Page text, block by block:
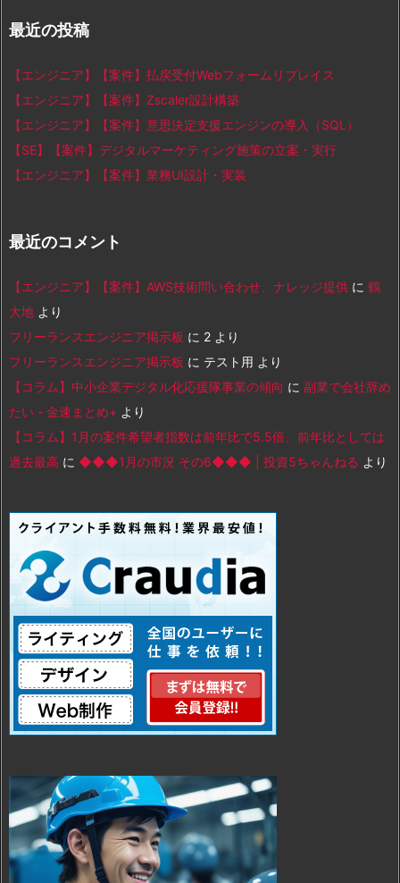
最近の投稿
【エンジニア】【案件】払戻受付Webフォームリプレイス
【エンジニア】【案件】Zscaler設計構築
【エンジニア】【案件】意思決定支援エンジンの導入（SQL）
【SE】【案件】デジタルマーケティング施策の立案・実行
【エンジニア】【案件】業務UI設計・実装
最近のコメント
【エンジニア】【案件】AWS技術問い合わせ、ナレッジ提供 に 鶴
大地 より
フリーランスエンジニア掲示板 に 2 より
フリーランスエンジニア掲示板 に テスト用 より
【コラム】中小企業デジタル化応援隊事業の傾向 に 副業で会社辞め
たい - 金速まとめ+ より
【コラム】1月の案件希望者指数は前年比で5.5倍、前年比としては
過去最高 に ◆◆◆1月の市況 その6◆◆◆ | 投資5ちゃんねる より